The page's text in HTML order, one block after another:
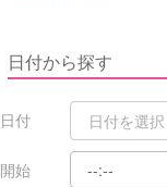
日付から探す
日付
開始